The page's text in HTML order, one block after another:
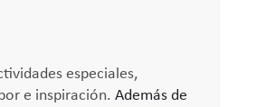
especiales,
e inspiración. Además de